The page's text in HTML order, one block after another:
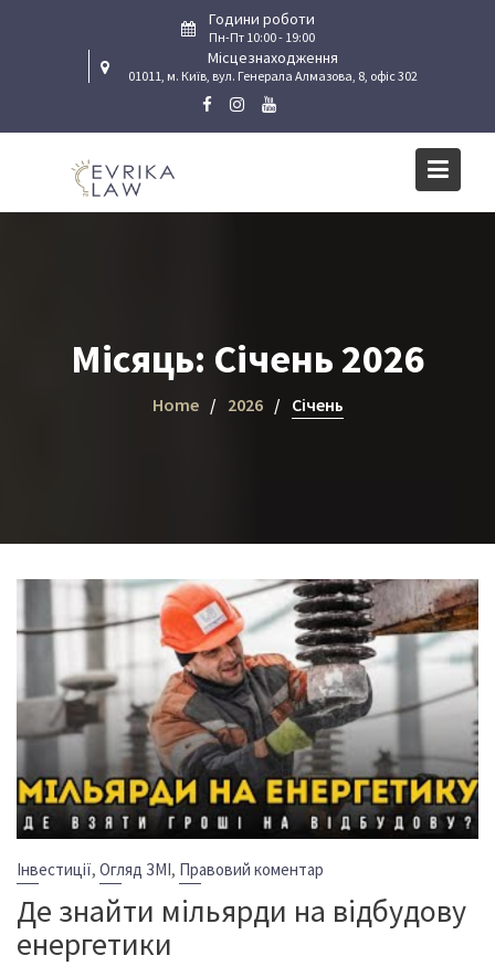
Години роботи
Пн-Пт 10:00 - 19:00
Місцезнаходження
01011, м. Київ, вул. Генерала Алмазова, 8, офіс 302
Місяць: Січень 2026
Home 2026 Січень
Інвестиції,Огляд ЗМІ, Правовий коментар
Де знайти мільярди на відбудову
енергетики